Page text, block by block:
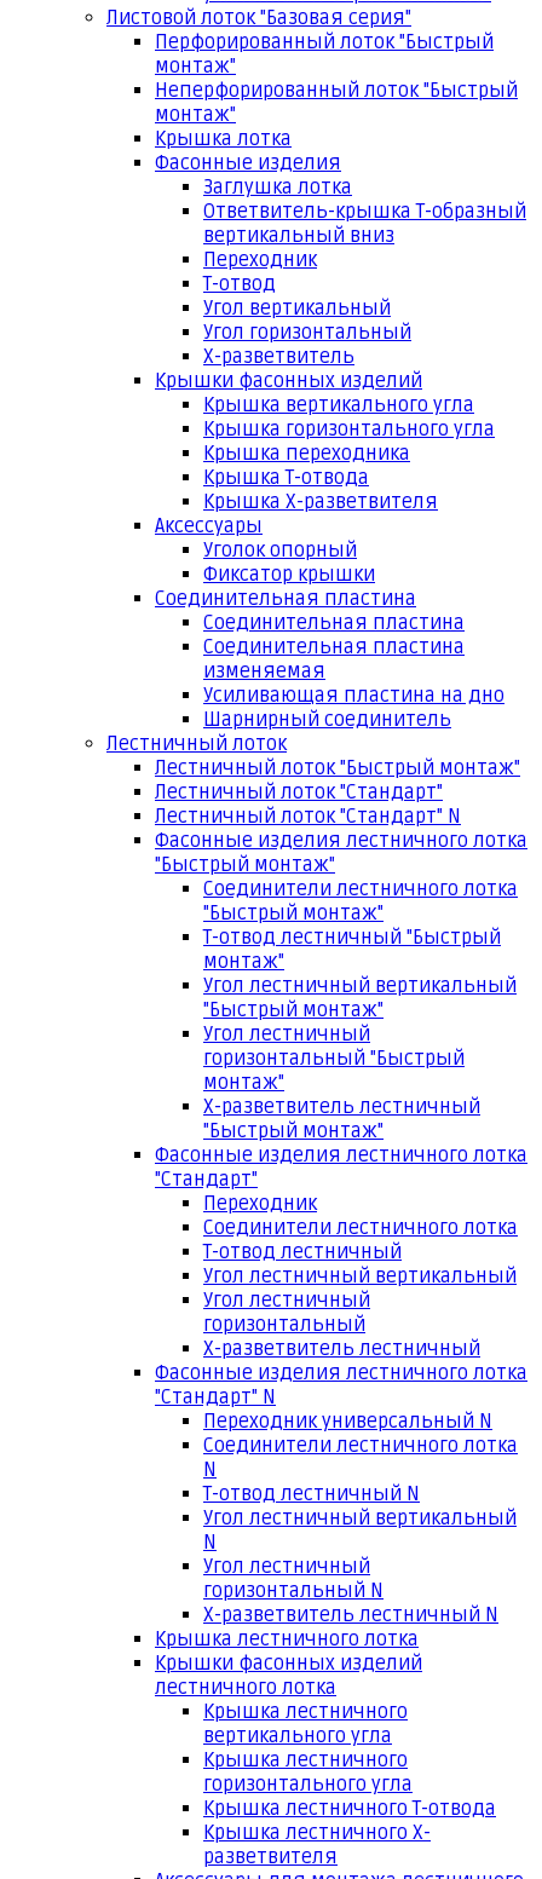
Листовой лоток "Базовая серия"
Перфорированный лоток "Быстрый
монтаж"
Неперфорированный лоток "Быстрый
монтаж"
Крышка лотка
Фасонные изделия
Заглушка лотка
Ответвитель-крышка Т-образный
вертикальный вниз
Переходник
Т-отвод
Угол вертикальный
Угол горизонтальный
Х-разветвитель
Крышки фасонных изделий
Крышка вертикального угла
Крышка горизонтального угла
Крышка переходника
Крышка Т-отвода
Крышка Х-разветвителя
Аксессуары
Уголок опорный
Фиксатор крышки
Соединительная пластина
Соединительная пластина
Соединительная пластина
изменяемая
Усиливающая пластина на дно
Шарнирный соединитель
Лестничный лоток
Лестничный лоток "Быстрый монтаж"
Лестничный лоток "Стандарт"
Лестничный лоток "Стандарт" N
Фасонные изделия лестничного лотка
"Быстрый монтаж"
Соединители лестничного лотка
"Быстрый монтаж"
Т-отвод лестничный "Быстрый
монтаж"
Угол лестничный вертикальный
"Быстрый монтаж"
Угол лестничный
горизонтальный "Быстрый
монтаж"
Х-разветвитель лестничный
"Быстрый монтаж"
Фасонные изделия лестничного лотка
"Стандарт"
Переходник
Соединители лестничного лотка
Т-отвод лестничный
Угол лестничный вертикальный
Угол лестничный
горизонтальный
Х-разветвитель лестничный
Фасонные изделия лестничного лотка
"Стандарт" N
Переходник универсальный N
Соединители лестничного лотка
N
Т-отвод лестничный N
Угол лестничный вертикальный
N
Угол лестничный
горизонтальный N
Х-разветвитель лестничный N
Крышка лестничного лотка
Крышки фасонных изделий
лестничного лотка
Крышка лестничного
вертикального угла
Крышка лестничного
горизонтального угла
Крышка лестничного Т-отвода
Крышка лестничного Х-
разветвителя